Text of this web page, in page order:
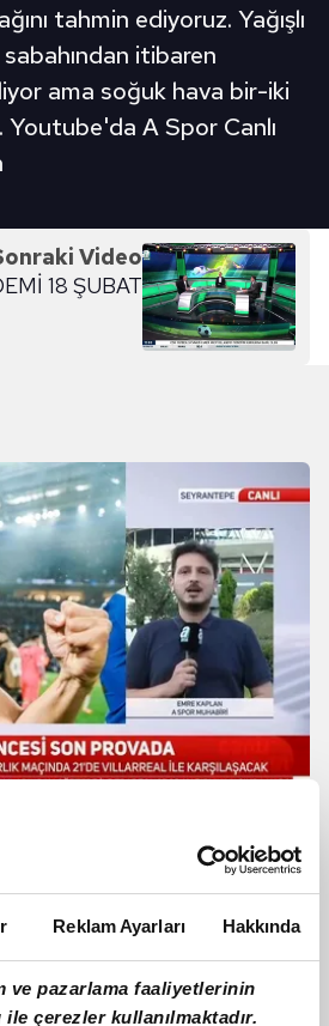
Reklam Ayarları Hakkında
ve pazarlama faaliyetlerinin
çerezler kullanılmaktadır.
tahmin ediyoruz. Yağışlı
itibaren
ama soğuk hava bir-iki
Youtube'da A Spor Canlı
Video
18 ŞUBAT
yayında açıkladı